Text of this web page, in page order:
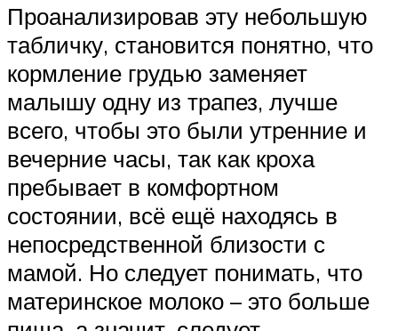
Проанализировав эту небольшую
табличку, становится понятно, что
кормление грудью заменяет
малышу одну из трапез, лучше
всего, чтобы это были утренние и
вечерние часы, так как кроха
пребывает в комфортном
состоянии, всё ещё находясь в
непосредственной близости с
мамой. Но следует понимать, что
материнское молоко – это больше